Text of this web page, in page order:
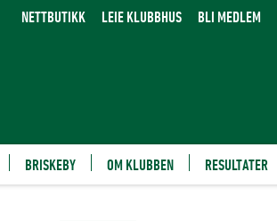
NETTBUTIKK LEIE KLUBBHUS BLI MEDLEM
BRISKEBY OM KLUBBEN RESULTATER